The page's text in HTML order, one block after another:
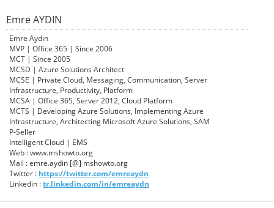
Emre AYDIN
Emre Aydın
MVP | Office 365 | Since 2006
MCT | Since 2005
MCSD | Azure Solutions Architect
MCSE | Private Cloud, Messaging, Communication, Server
Infrastructure, Productivity, Platform
MCSA | Office 365, Server 2012, Cloud Platform
MCTS | Developing Azure Solutions, Implementing Azure
Infrastructure, Architecting Microsoft Azure Solutions, SAM
P-Seller
Intelligent Cloud | EMS
Web : www.mshowto.org
Mail : emre.aydin [@] mshowto.org
Twitter : https://twitter.com/emreaydn
Linkedin :tr.linkedin.com/in/emreaydn